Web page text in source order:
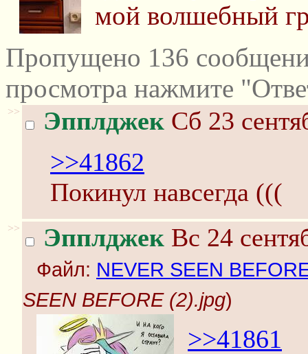
мой волшебный
Пропущено 136
просмотра нажмите
>> Эпплджек Сб 23
>>41862
Покинул навсегда (((
>> Эпплджек Вс 24
Файл: NEVER SEEN
SEEN BEFORE (2).jpg)
>>41861